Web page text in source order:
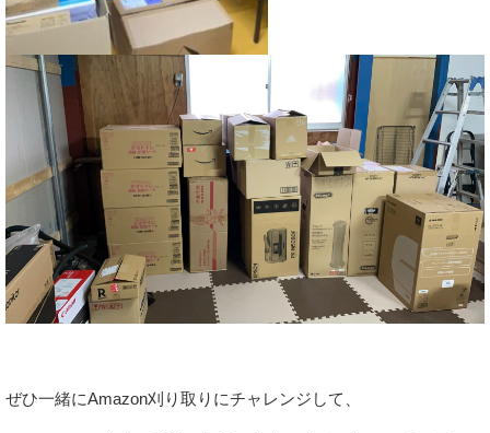
ぜひ一緒にAmazon刈り取りにチャレンジして、